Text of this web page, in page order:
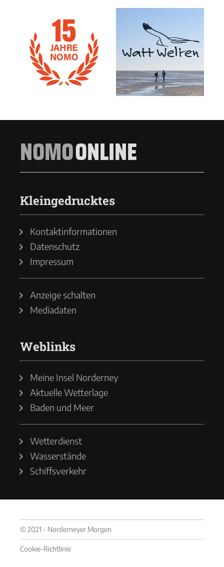
NOMOONLINE
Kleingedrucktes
Kontaktinformationen
Datenschutz
Impressum
Anzeige schalten
Mediadaten
Weblinks
Meine Insel Norderney
Aktuelle Wetterlage
Baden und Meer
Wetterdienst
Wasserstände
Schiffsverkehr
© 2021 - Norderneyer Morgen
Cookie-Richtlinie